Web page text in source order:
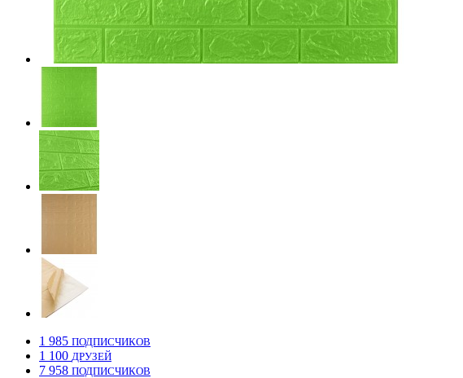
1 985 ПОДПИСЧИКОВ
1 100 ДРУЗЕЙ
7 958 ПОДПИСЧИКОВ